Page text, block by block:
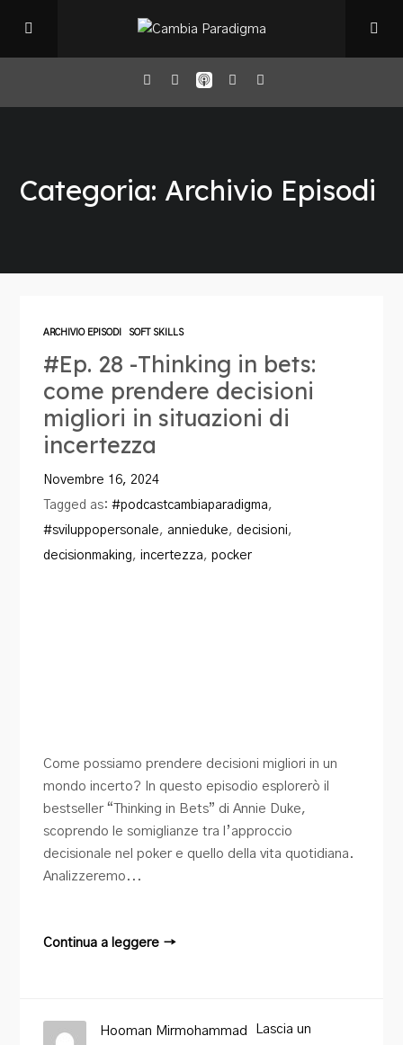
Il Podcast
Book Club
Blog
Categoria: Archivio Episodi
ARCHIVIO EPISODI SOFT SKILLS
#Ep. 28 -Thinking in bets:
come prendere decisioni
migliori in situazioni di
incertezza
Novembre 16, 2024
Tagged as:#podcastcambiaparadigma,
#sviluppopersonale, annieduke,decisioni,
decisionmaking,incertezza,pocker
Come possiamo prendere decisioni migliori in un
mondo incerto? In questo episodio esplorerò il
bestseller “Thinking in Bets” di Annie Duke,
scoprendo le somiglianze tra l’approccio
decisionale nel poker e quello della vita quotidiana.
Analizzeremo...
Continua a leggere →
Lascia un
Hooman Mirmohammad